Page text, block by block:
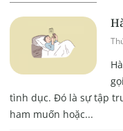
tình dục. Đó là sự tập
ham muốn hoặc...